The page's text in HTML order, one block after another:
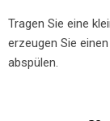
Tragen Sie eine
erzeugen Sie
abspülen.